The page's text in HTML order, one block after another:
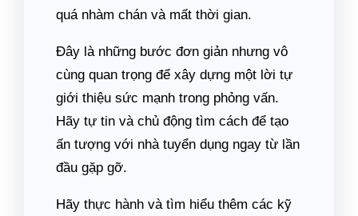
quá nhàm chán và mất thời gian.
Đây là những bước đơn giản nhưng vô
cùng quan trọng để xây dựng một lời tự
giới thiệu sức mạnh trong phỏng vấn.
Hãy tự tin và chủ động tìm cách để tạo
ấn tượng với nhà tuyển dụng ngay từ lần
đầu gặp gỡ.
Hãy thực hành và tìm hiểu thêm các kỹ